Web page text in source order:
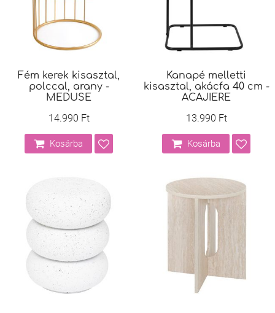
Fém kerek kisasztal,
polccal, arany -
MEDUSE
14.990 Ft
Kosárba
Kanapé melletti
kisasztal, akácfa 40 cm -
ACAJIERE
13.990 Ft
Kosárba